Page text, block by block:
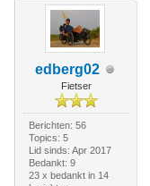
edberg02
Fietser
Berichten: 56
Topics: 5
Lid sinds: Apr 2017
Bedankt: 9
23 x bedankt in 14